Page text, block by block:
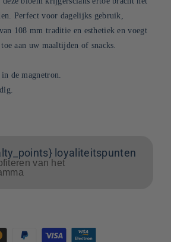
Perfect voor dagelijks gebruik,
108 mm traditie en esthetiek en voegt
aan uw maaltijden of snacks.
de magnetron.
loyaliteitspunten
van het